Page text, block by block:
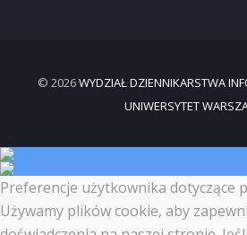
© 2026WYDZIAŁ DZIENNIKARSTWA
UNIWERSYTET
Preferencje użytkownika dotyczące
Używamy plików cookie, aby